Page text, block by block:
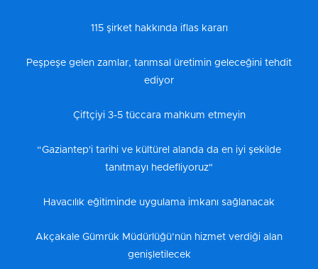
115 şirket hakkında iflas kararı
Peşpeşe gelen zamlar, tarımsal üretimin geleceğini tehdit
ediyor
Çiftçiyi 3-5 tüccara mahkum etmeyin
“Gaziantep'i tarihi ve kültürel alanda da en iyi şekilde
tanıtmayı hedefliyoruz"
Havacılık eğitiminde uygulama imkanı sağlanacak
Akçakale Gümrük Müdürlüğü’nün hizmet verdiği alan
genişletilecek